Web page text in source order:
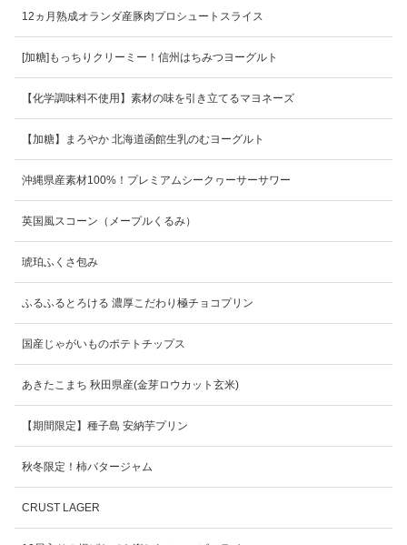
12ヵ月熟成オランダ産豚肉プロシュートスライス
[加糖]もっちりクリーミー！信州はちみつヨーグルト
【化学調味料不使用】素材の味を引き立てるマヨネーズ
【加糖】まろやか 北海道函館生乳のむヨーグルト
沖縄県産素材100%！プレミアムシークヮーサーサワー
英国風スコーン（メープルくるみ）
琥珀ふくさ包み
ふるふるとろける 濃厚こだわり極チョコプリン
国産じゃがいものポテトチップス
あきたこまち 秋田県産(金芽ロウカット玄米)
【期間限定】種子島 安納芋プリン
秋冬限定！柿バタージャム
CRUST LAGER